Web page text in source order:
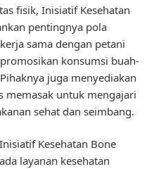
fisik, Inisiatif Kesehatan
pentingnya pola
sama dengan petani
konsumsi buah-
juga menyediakan
memasak untuk mengajari
sehat dan seimbang.
Kesehatan Bone
layanan kesehatan